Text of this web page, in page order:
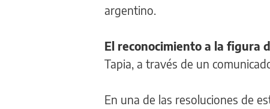
argentino.
El reconocimiento a la figura
Tapia, a través de un
En una de las resoluciones de